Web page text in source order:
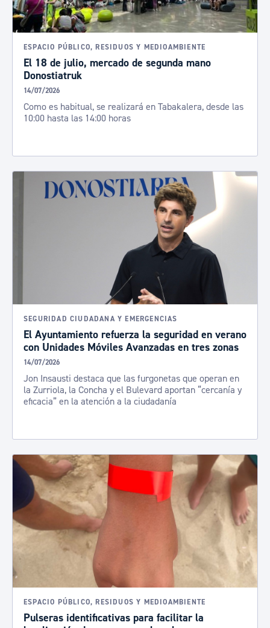
ESPACIO PÚBLICO, RESIDUOS Y MEDIOAMBIENTE
El 18 de julio, mercado de segunda mano
Donostiatruk
14/07/2026
Como es habitual, se realizará en Tabakalera, desde las
10:00 hasta las 14:00 horas
SEGURIDAD CIUDADANA Y EMERGENCIAS
El Ayuntamiento refuerza la seguridad en verano
con Unidades Móviles Avanzadas en tres zonas
14/07/2026
Jon Insausti destaca que las furgonetas que operan en
la Zurriola, la Concha y el Bulevard aportan “cercanía y
eficacia” en la atención a la ciudadanía
ESPACIO PÚBLICO, RESIDUOS Y MEDIOAMBIENTE
Pulseras identificativas para facilitar la